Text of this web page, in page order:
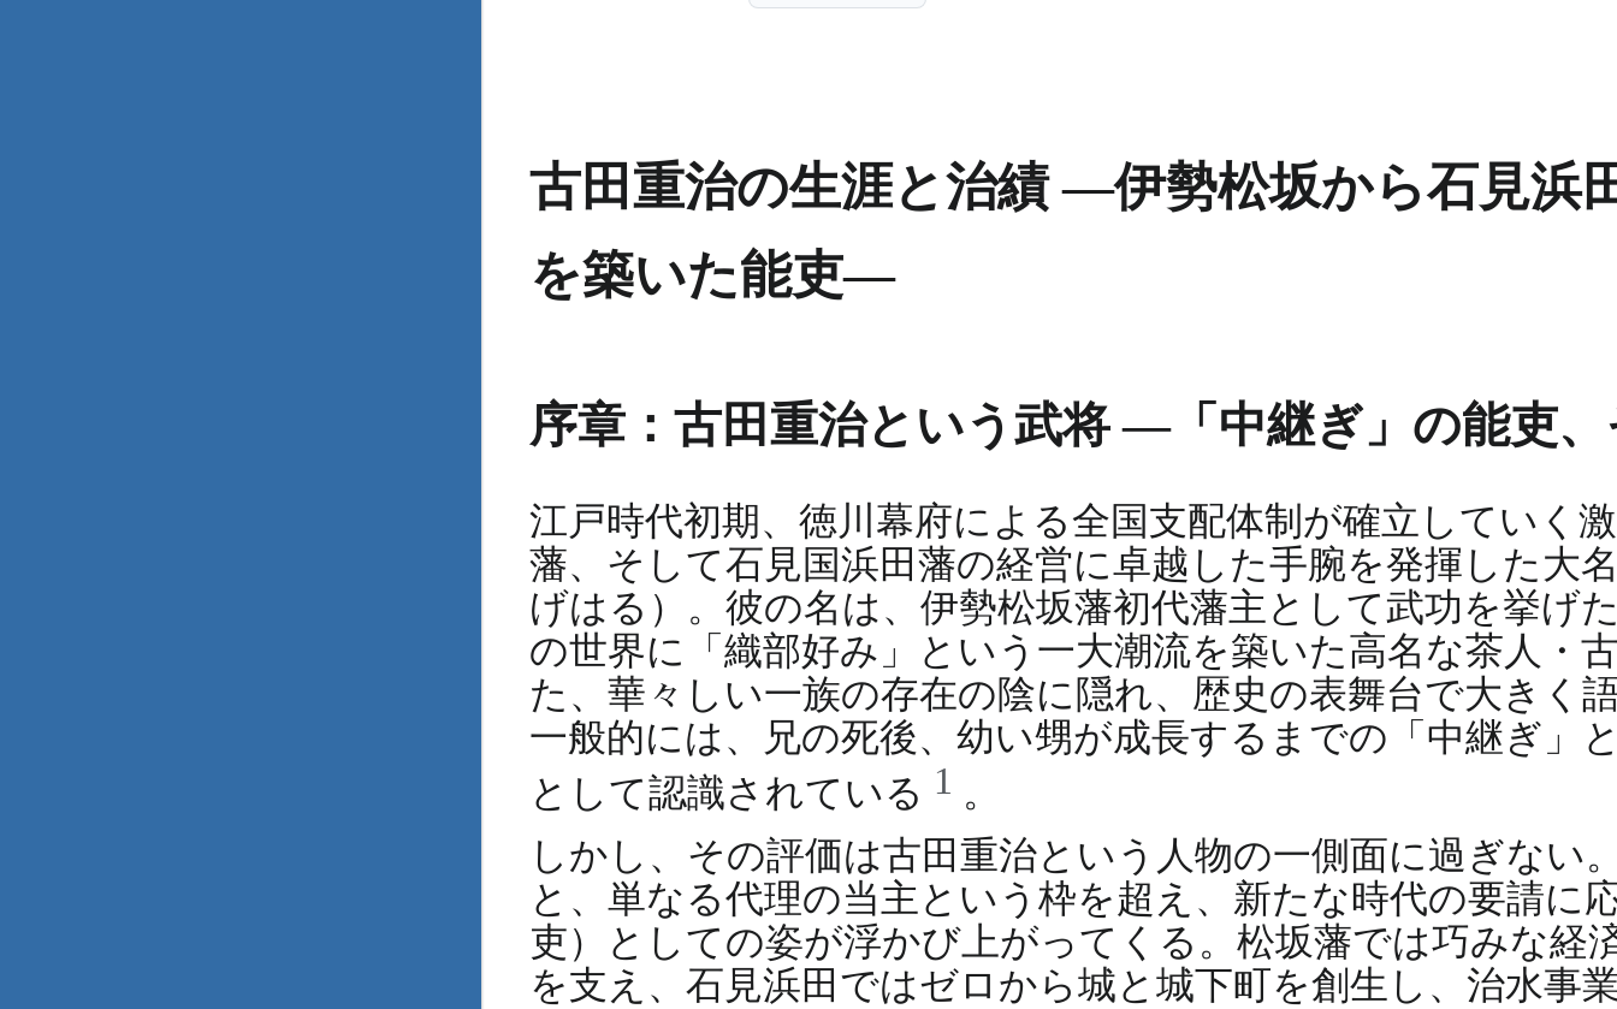
古田重治の生涯と治績 ―伊勢松坂から石見浜
を築いた能吏―
序章：古田重治という武将 ―「中継ぎ」の能吏
江戸時代初期、徳川幕府による全国支配体制が確立していく
藩、そして石見国浜田藩の経営に卓越した手腕を発揮した大
げはる）。彼の名は、伊勢松坂藩初代藩主として武功を挙げ
の世界に「織部好み」という一大潮流を築いた高名な茶人・
た、華々しい一族の存在の陰に隠れ、歴史の表舞台で大きく
一般的には、兄の死後、幼い甥が成長するまでの「中継ぎ」
として認識されている 1 。
しかし、その評価は古田重治という人物の一側面に過ぎない
と、単なる代理の当主という枠を超え、新たな時代の要請に
吏）としての姿が浮かび上がってくる。松坂藩では巧みな経
を支え、石見浜田ではゼロから城と城下町を創生し、治水事